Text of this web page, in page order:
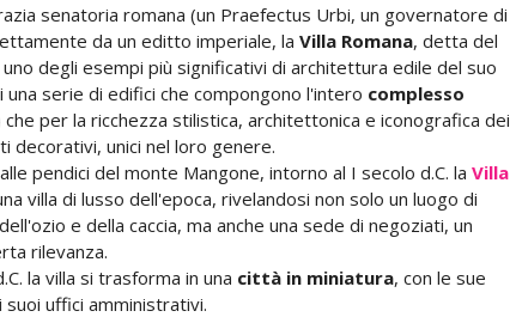
senatoria romana (un Praefectus Urbi, un governatore di
da un editto imperiale, la Villa Romana, detta del
degli esempi più significativi di architettura edile del suo
serie di edifici che compongono l'intero complesso
per la ricchezza stilistica, architettonica e iconografica dei
decorativi, unici nel loro genere.
pendici del monte Mangone, intorno al I secolo d.C. la Villa
villa di lusso dell'epoca, rivelandosi non solo un luogo di
e della caccia, ma anche una sede di negoziati, un
rilevanza.
la villa si trasforma in una città in miniatura, con le sue
uffici amministrativi.